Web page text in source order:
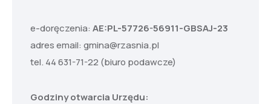
e-doręczenia: AE:PL-57726-56911-GBSAJ-23
adres email: gmina@rzasnia.pl
tel. 44 631-71-22 (biuro podawcze)
Godziny otwarcia Urzędu: